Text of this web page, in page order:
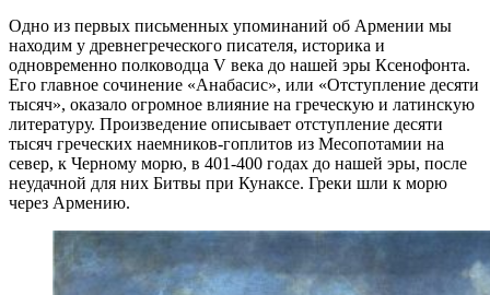
Одно из первых письменных упоминаний об Армении мы
находим у древнегреческого писателя, историка и
одновременно полководца V века до нашей эры Ксенофонта.
Его главное сочинение «Анабасис», или «Отступление десяти
тысяч», оказало огромное влияние на греческую и латинскую
литературу. Произведение описывает отступление десяти
тысяч греческих наемников-гоплитов из Месопотамии на
север, к Черному морю, в 401-400 годах до нашей эры, после
неудачной для них Битвы при Кунаксе. Греки шли к морю
через Армению.